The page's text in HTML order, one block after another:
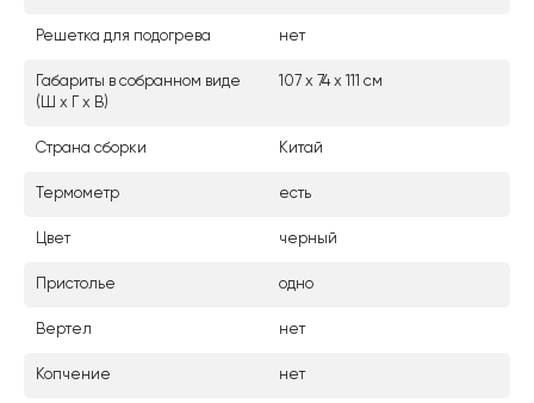
Решетка для подогрева нет
Габариты в собранном виде
(Ш х Г х В)
107 х 74 х 111 см
Страна сборки Китай
Термометр есть
Цвет черный
Пристолье одно
Вертел нет
Копчение нет